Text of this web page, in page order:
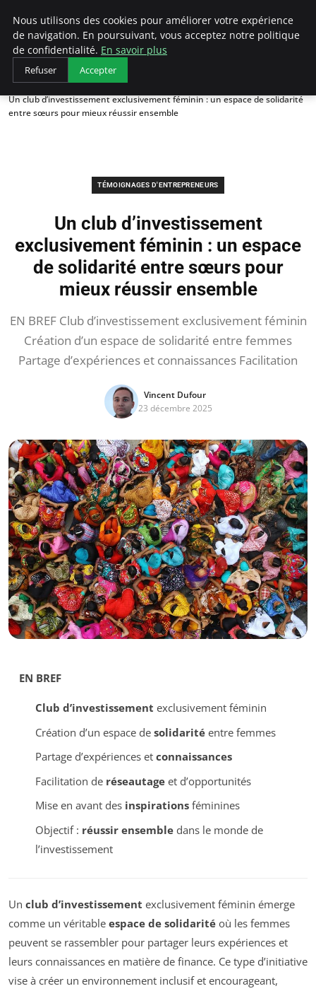
LECFCM
Accueil
Témoignages d'entrepreneurs
Un club d’investissement exclusivement féminin : un espace de solidarité
entre sœurs pour mieux réussir ensemble
TÉMOIGNAGES D'ENTREPRENEURS
Un club d’investissement
exclusivement féminin : un espace
de solidarité entre sœurs pour
mieux réussir ensemble
EN BREF Club d’investissement exclusivement féminin
Création d’un espace de solidarité entre femmes
Partage d’expériences et connaissances Facilitation
Vincent Dufour
23 décembre 2025
EN BREF
Club d’investissement exclusivement féminin
Création d’un espace de solidaritéentre femmes
Partage d’expériences et connaissances
Facilitation de réseautageet d’opportunités
Mise en avant des inspirationsféminines
Objectif : réussir ensembledans le monde de
l’investissement
Un club d’investissement exclusivement féminin émerge
comme un véritable espace de solidarité où les femmes
peuvent se rassembler pour partager leurs expériences et
leurs connaissances en matière de finance. Ce type d’initiative
vise à créer un environnement inclusif et encourageant,
Nous utilisons des cookies pour améliorer votre expérience
de navigation. En poursuivant, vous acceptez notre politique
de confidentialité. En savoir plus
Refuser Accepter